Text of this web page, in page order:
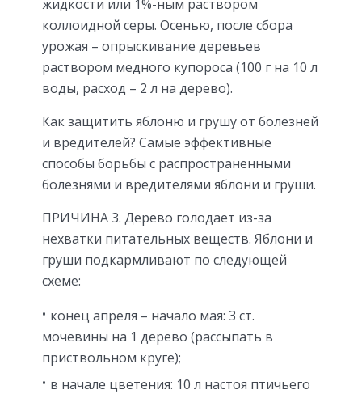
жидкости или 1%-ным раствором
коллоидной серы. Осенью, после сбора
урожая – опрыскивание деревьев
раствором медного купороса (100 г на 10 л
воды, расход – 2 л на дерево).
Как защитить яблоню и грушу от болезней
и вредителей? Самые эффективные
способы борьбы с распространенными
болезнями и вредителями яблони и груши.
ПРИЧИНА 3. Дерево голодает из-за
нехватки питательных веществ. Яблони и
груши подкармливают по следующей
схеме:
конец апреля – начало мая: 3 ст.
мочевины на 1 дерево (рассыпать в
приствольном круге);
в начале цветения: 10 л настоя птичьего